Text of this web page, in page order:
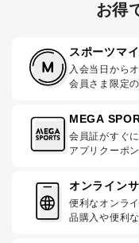
お得
スポーツマ
入会当日から
会員さま限定
MEGA
会員証がすぐ
アプリクーポ
オンライン
便利なオンラ
品購入や便利